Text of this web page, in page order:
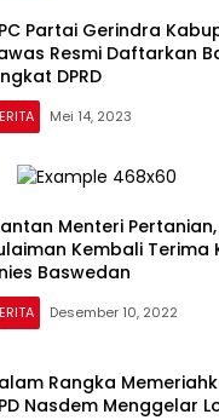
Partai Gerindra
Resmi Daftarkan
DPRD
Mei 14, 2023
Menteri
Kembali Terima
Baswedan
Desember 10, 2022
Rangka
Nasdem Menggelar